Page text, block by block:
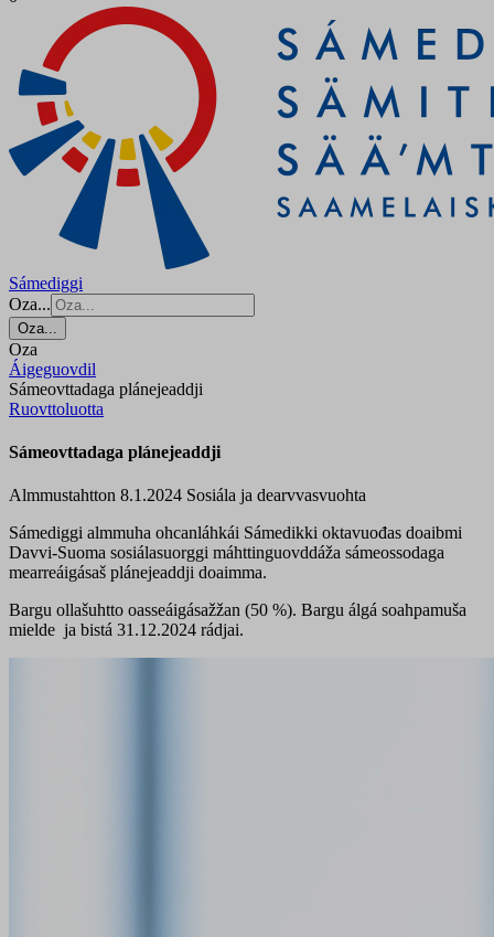
Sámediggi
Oza...
Oza...
Oza
Áigeguovdil
Sámeovttadaga plánejeaddji
Ruovttoluotta
Sámeovttadaga plánejeaddji
Almmustahtton 8.1.2024 Sosiála ja dearvvasvuohta
Sámediggi almmuha ohcanláhkái Sámedikki oktavuođas doaibmi
Davvi-Suoma sosiálasuorggi máhttinguovddáža sámeossodaga
mearreáigásaš plánejeaddji doaimma.
Bargu ollašuhtto oasseáigásažžan (50 %). Bargu álgá soahpamuša
mielde ja bistá 31.12.2024 rádjai.